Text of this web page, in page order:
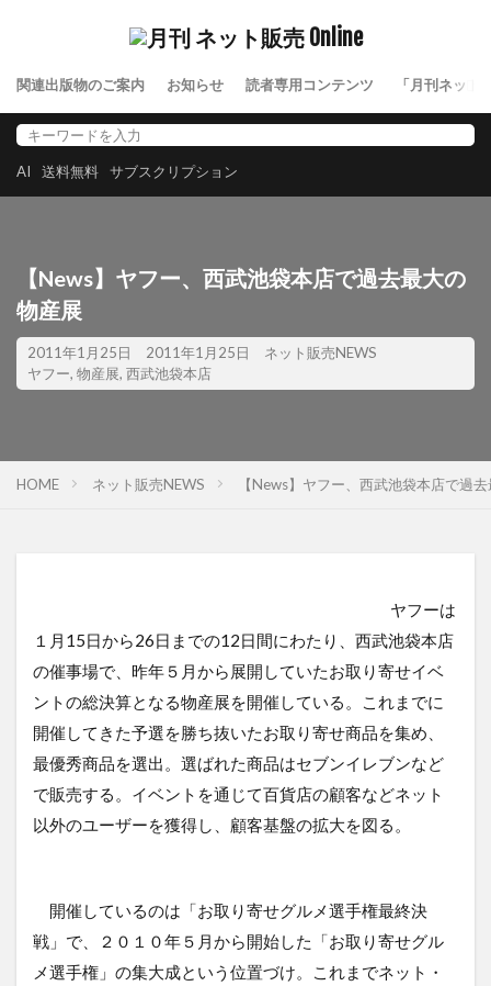
関連出版物のご案内 お知らせ 読者専用コンテンツ 「月刊ネット
AI 送料無料 サブスクリプション
【News】ヤフー、西武池袋本店で過去最大の
物産展
2011年1月25日 2011年1月25日
ネット販売NEWS
ヤフー, 物産展, 西武池袋本店
HOME ネット販売NEWS 【News】ヤフー、西武池袋本店で過
ヤフーは
１月15日から26日までの12日間にわたり、西武池袋本店
の催事場で、昨年５月から展開していたお取り寄せイベ
ントの総決算となる物産展を開催している。これまでに
開催してきた予選を勝ち抜いたお取り寄せ商品を集め、
最優秀商品を選出。選ばれた商品はセブンイレブンなど
で販売する。イベントを通じて百貨店の顧客などネット
以外のユーザーを獲得し、顧客基盤の拡大を図る。
開催しているのは「お取り寄せグルメ選手権最終決
戦」で、２０１０年５月から開始した「お取り寄せグル
メ選手権」の集大成という位置づけ。これまでネット・